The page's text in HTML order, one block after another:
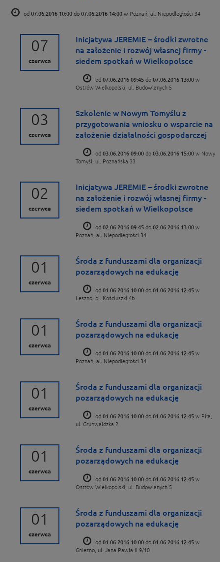
od 07.06.2016 10:00 do 07.06.2016 14:00 w Poznań, al. Niepodległości 34
07
czerwca
Inicjatywa JEREMIE – środki zwrotne
na założenie i rozwój własnej firmy -
siedem spotkań w Wielkopolsce
od 07.06.2016 09:45 do 07.06.2016 13:00 w
Ostrów Wielkopolski, ul. Budowlanych 5
03
czerwca
Szkolenie w Nowym Tomyślu z
przygotowania wniosku o wsparcie na
założenie działalności gospodarczej
od 03.06.2016 09:00 do 03.06.2016 15:00 w Nowy
Tomyśl, ul. Poznańska 33
02
czerwca
Inicjatywa JEREMIE – środki zwrotne
na założenie i rozwój własnej firmy -
siedem spotkań w Wielkopolsce
od 02.06.2016 09:45 do 02.06.2016 13:00 w
Poznań, al. Niepodległości 34
01
czerwca
Środa z funduszami dla organizacji
pozarządowych na edukację
od 01.06.2016 10:00 do 01.06.2016 12:45 w
Leszno, pl. Kościuszki 4b
01
czerwca
Środa z funduszami dla organizacji
pozarządowych na edukację
od 01.06.2016 10:00 do 01.06.2016 12:45 w
Poznań, al. Niepodległości 34
01
czerwca
Środa z funduszami dla organizacji
pozarządowych na edukację
od 01.06.2016 10:00 do 01.06.2016 12:45 w Piła,
ul. Grunwaldzka 2
01
czerwca
Środa z funduszami dla organizacji
pozarządowych na edukację
od 01.06.2016 10:00 do 01.06.2016 12:45 w
Ostrów Wielkopolski, ul. Budowlanych 5
01
czerwca
Środa z funduszami dla organizacji
pozarządowych na edukację
od 01.06.2016 10:00 do 01.06.2016 12:45 w
Gniezno, ul. Jana Pawła II 9/10